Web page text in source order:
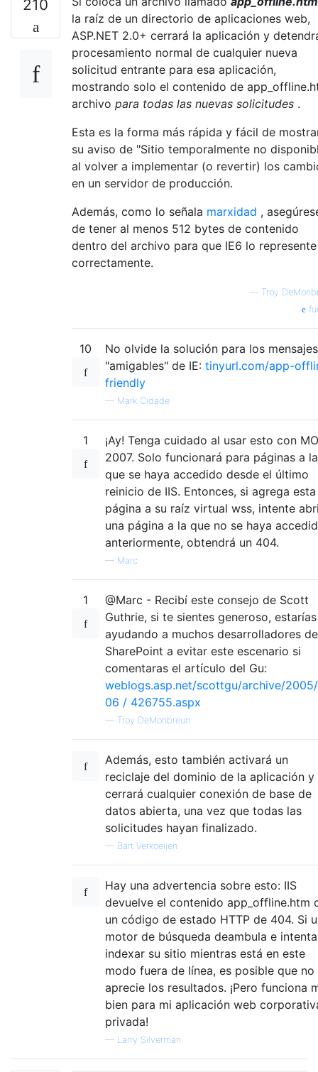
210
la raíz de un directorio de aplicaciones web,
ASP.NET 2.0+ cerrará la aplicación y
procesamiento normal de cualquier nueva
solicitud entrante para esa aplicación,
mostrando solo el contenido de
archivo para todas las nuevas solicitudes .
Esta es la forma más rápida y fácil de
su aviso de "Sitio temporalmente no
al volver a implementar (o revertir) los
en un servidor de producción.
Además, como lo señala marxidad ,
de tener al menos 512 bytes de contenido
dentro del archivo para que IE6 lo represente
correctamente.
— Troy
10
No olvide la solución para los mensajes
"amigables" de IE: tinyurl.com/app-
friendly
— Mark Cidade
1
¡Ay! Tenga cuidado al usar esto con
2007. Solo funcionará para páginas a
que se haya accedido desde el último
reinicio de IIS. Entonces, si agrega esta
página a su raíz virtual wss, intente
una página a la que no se haya
anteriormente, obtendrá un 404.
— Marc
1
@Marc - Recibí este consejo de Scott
Guthrie, si te sientes generoso, estarías
ayudando a muchos desarrolladores de
SharePoint a evitar este escenario si
comentaras el artículo del Gu:
weblogs.asp.net/scottgu/archive/
06 / 426755.aspx
— Troy DeMonbreun
Además, esto también activará un
reciclaje del dominio de la aplicación y
cerrará cualquier conexión de base de
datos abierta, una vez que todas las
solicitudes hayan finalizado.
— Bart Verkoeijen
Hay una advertencia sobre esto: IIS
devuelve el contenido app_offline.htm
un código de estado HTTP de 404. Si
motor de búsqueda deambula e intenta
indexar su sitio mientras está en este
modo fuera de línea, es posible que no
aprecie los resultados. ¡Pero funciona
bien para mi aplicación web
privada!
— Larry Silverman